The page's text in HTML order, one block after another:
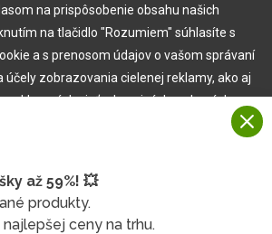
ceny
až 59%! 💥
produkty.
najlepšej ceny na trhu.
na prispôsobenie obsahu našich
na tlačidlo "Rozumiem" súhlasíte s
a s prenosom údajov o vašom správaní
účely zobrazovania cielenej reklamy, ako aj
reklamných sieťach na iných webových
stránkach používame niekoľko kategórií
Rozumiem